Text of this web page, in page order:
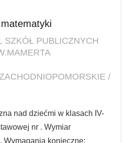
SZKÓŁ PUBLICZNYCH
/
nad dziećmi w klasach IV-
nr . Wymiar
Wymagania konieczne: